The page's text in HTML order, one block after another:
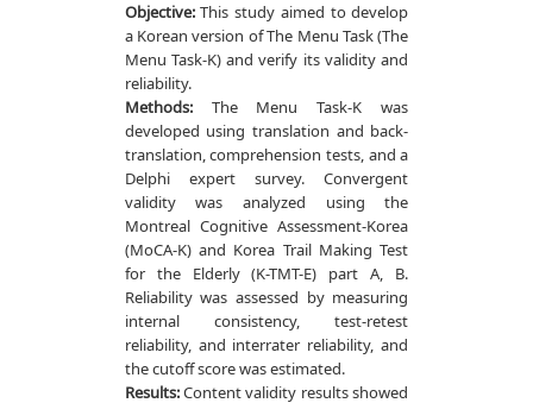
Objective:This study aimed to develop
a Korean version of The Menu Task (The
Menu Task-K) and verify its validity and
reliability.
Methods:The Menu Task-K was
developed using translation and back-
translation, comprehension tests, and a
Delphi expert survey. Convergent
validity was analyzed using the
Montreal Cognitive Assessment-Korea
(MoCA-K) and Korea Trail Making Test
for the Elderly (K-TMT-E) part A, B.
Reliability was assessed by measuring
internal consistency, test-retest
reliability, and interrater reliability, and
the cutoff score was estimated.
Results:Content validity results showed